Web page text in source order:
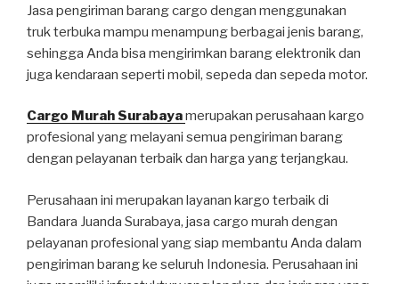
Jasa pengiriman barang cargo dengan menggunakan
truk terbuka mampu menampung berbagai jenis barang,
sehingga Anda bisa mengirimkan barang elektronik dan
juga kendaraan seperti mobil, sepeda dan sepeda motor.
Cargo Murah Surabayamerupakan perusahaan kargo
profesional yang melayani semua pengiriman barang
dengan pelayanan terbaik dan harga yang terjangkau.
Perusahaan ini merupakan layanan kargo terbaik di
Bandara Juanda Surabaya, jasa cargo murah dengan
pelayanan profesional yang siap membantu Anda dalam
pengiriman barang ke seluruh Indonesia. Perusahaan ini